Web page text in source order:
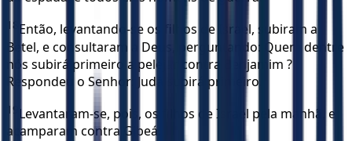
18 Então, levantando-se os filhos de Israel, subiram a
Betel, e consultaram a Deus, perguntando: Quem dentre
nós subirá primeiro a pelejar contra Benjamim ?
Respondeu o Senhor: Judá subirá primeiro.
19 Levantaram-se, pois, os filhos de Israel pela manhã, e
acamparam contra Gibeá.